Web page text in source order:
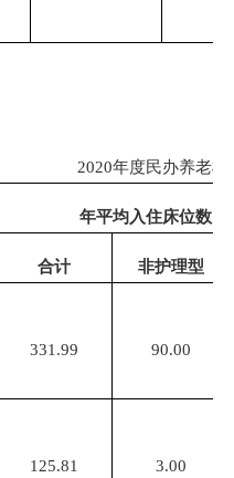
2020年度民办养老
年平均入住床位数（
合计 非护理型
331.99 90.00
125.81 3.00